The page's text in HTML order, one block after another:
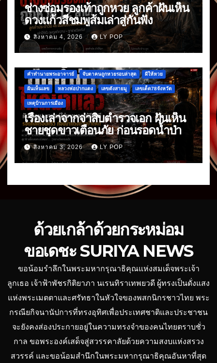
ช่างซ่อมรองเท้าถูกหวย ลูกค้าฝันเห็น
ดวงแก้วสีชมพูส้มเล่าสู่กันฟัง
สิงหาคม 4, 2026 LY POP
คำทำนายพระอาจารย์ จับตาคนถูกหวยรอบล่าสุด ผีให้หวย
ฝันเห็นเลข หลวงพ่อปากแดง เลขดังสายมู เลขเด็ด78จังหวัด
เหตุบ้านการเมือง
เรื่องเล่าจากจ่าสิบตำรวจเอก ฝันเห็น
ชายชุดขาวเตือนภัย ก่อนรอดน้ำป่า
สิงหาคม 3, 2026 LY POP
ด้วยเกล้าด้วยกระหม่อม
ขอเดชะ SURIYA NEWS
ขอน้อมรำลึกในพระมหากรุณาธิคุณแห่งสมเด็จพระเจ้า
ลูกเธอ เจ้าฟ้าพัชรกิติยาภา นเรนทิราเทพยวดี ผู้ทรงเป็นดั่งแสง
แห่งพระเมตตาและศรัทธาในหัวใจของพสกนิกรชาวไทย พระ
กรณียกิจนานัปการที่ทรงอุทิศเพื่อประเทศชาติและประชาชน
จะยังคงส่องประกายอยู่ในความทรงจำของคนไทยตราบชั่ว
กาล ขอพระองค์เสด็จสู่สวรรคาลัยด้วยความสงบแห่งสรวง
สวรรค์ และขอน้อมสำนึกในพระมหากรุณาธิคุณอันหาที่สุด